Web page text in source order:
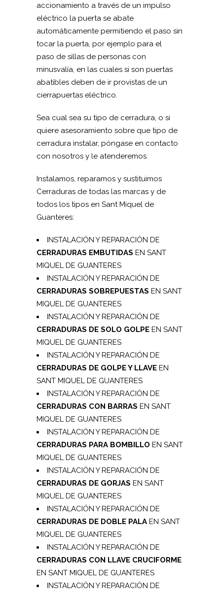
accionamiento a través de un impulso
eléctrico la puerta se abate
automáticamente permitiendo el paso sin
tocar la puerta, por ejemplo para el
paso de sillas de personas con
minusvalía, en las cuales si son puertas
abatibles deben de ir provistas de un
cierrapuertas eléctrico.
Sea cual sea su tipo de cerradura, o si
quiere asesoramiento sobre que tipo de
cerradura instalar, póngase en contacto
con nosotros y le atenderemos.
Instalamos, reparamos y sustituimos
Cerraduras de todas las marcas y de
todos los tipos en Sant Miquel de
Guanteres:
INSTALACIÓN Y REPARACIÓN DE
CERRADURAS EMBUTIDAS EN SANT
MIQUEL DE GUANTERES
INSTALACIÓN Y REPARACIÓN DE
CERRADURAS SOBREPUESTAS EN SANT
MIQUEL DE GUANTERES
INSTALACIÓN Y REPARACIÓN DE
CERRADURAS DE SOLO GOLPE EN SANT
MIQUEL DE GUANTERES
INSTALACIÓN Y REPARACIÓN DE
CERRADURAS DE GOLPE Y LLAVE EN
SANT MIQUEL DE GUANTERES
INSTALACIÓN Y REPARACIÓN DE
CERRADURAS CON BARRAS EN SANT
MIQUEL DE GUANTERES
INSTALACIÓN Y REPARACIÓN DE
CERRADURAS PARA BOMBILLO EN SANT
MIQUEL DE GUANTERES
INSTALACIÓN Y REPARACIÓN DE
CERRADURAS DE GORJAS EN SANT
MIQUEL DE GUANTERES
INSTALACIÓN Y REPARACIÓN DE
CERRADURAS DE DOBLE PALA EN SANT
MIQUEL DE GUANTERES
INSTALACIÓN Y REPARACIÓN DE
CERRADURAS CON LLAVE CRUCIFORME
EN SANT MIQUEL DE GUANTERES
INSTALACIÓN Y REPARACIÓN DE